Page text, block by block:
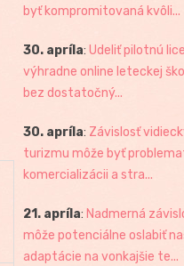
byť kompromitovaná kvôli...
30. apríla: Udeliť pilotnú
výhradne online leteckej
bez dostatočný...
30. apríla: Závislosť
turizmu môže byť
komercializácii a stra...
21. apríla: Nadmerná
môže potenciálne oslabiť
adaptácie na vonkajšie te...